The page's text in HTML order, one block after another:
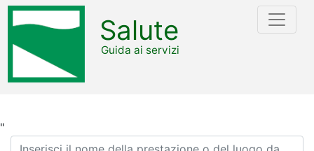
"
Salute
Guida ai servizi
Ricerca